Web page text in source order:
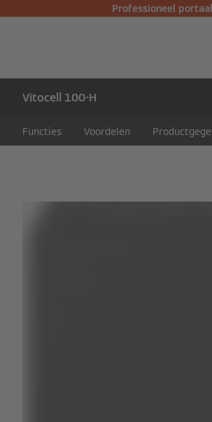
Professioneel portaal
Vitocell 100-H
Functies Voordelen